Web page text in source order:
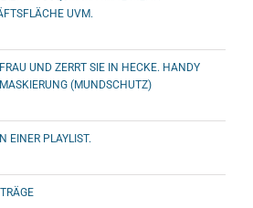
UVM.
UND ZERRT SIE IN HECKE. HANDY
(MUNDSCHUTZ)
EINER PLAYLIST.